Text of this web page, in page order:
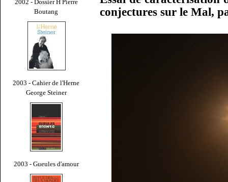
2002 - Dossier H Pierre
Boutang
2003 - Cahier de l'Herne
George Steiner
2003 - Gueules d'amour
conjectures sur le Mal,